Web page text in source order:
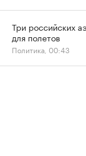
Три российских
для полетов
Политика, 00:43